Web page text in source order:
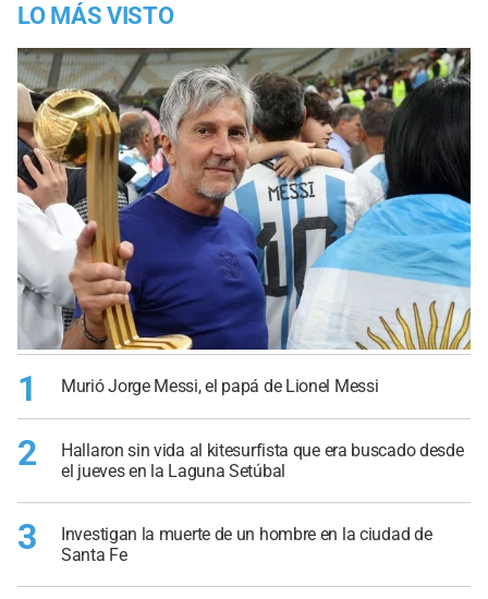
LO MÁS VISTO
1 Murió Jorge Messi, el papá de Lionel Messi
2
Hallaron sin vida al kitesurfista que era buscado desde
el jueves en la Laguna Setúbal
3
Investigan la muerte de un hombre en la ciudad de
Santa Fe